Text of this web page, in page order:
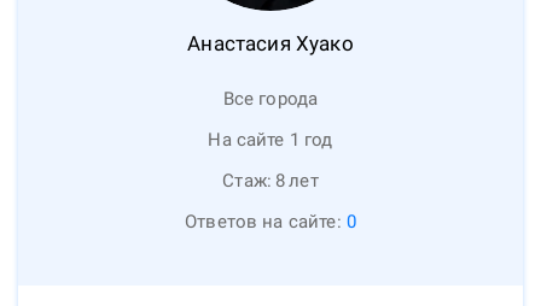
Анастасия Хуако
Все города
На сайте 1 год
Стаж: 8лет
Ответов на сайте: 0